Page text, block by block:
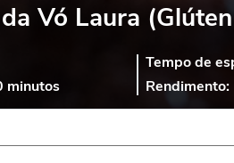
Vó Laura
minutos
Tempo de
Rendimento: